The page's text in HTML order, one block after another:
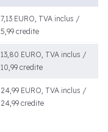
7,13 EURO, TVA inclus /
5,99 credite
13,80 EURO, TVA inclus /
10,99 credite
24,99 EURO, TVA inclus /
24,99 credite